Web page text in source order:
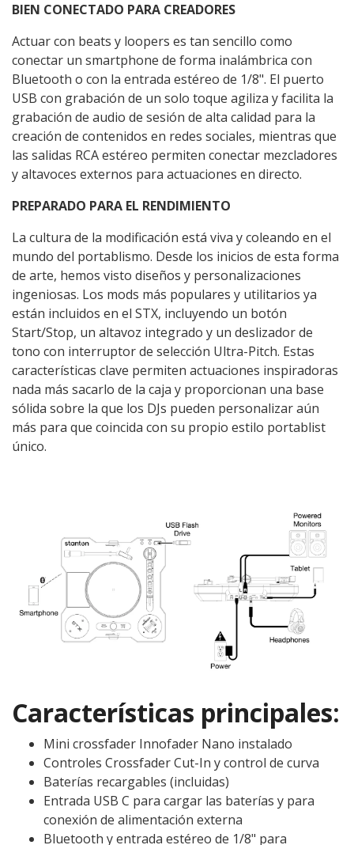
BIEN CONECTADO PARA CREADORES
Actuar con beats y loopers es tan sencillo como
conectar un smartphone de forma inalámbrica con
Bluetooth o con la entrada estéreo de 1/8". El puerto
USB con grabación de un solo toque agiliza y facilita la
grabación de audio de sesión de alta calidad para la
creación de contenidos en redes sociales, mientras que
las salidas RCA estéreo permiten conectar mezcladores
y altavoces externos para actuaciones en directo.
PREPARADO PARA EL RENDIMIENTO
La cultura de la modificación está viva y coleando en el
mundo del portablismo. Desde los inicios de esta forma
de arte, hemos visto diseños y personalizaciones
ingeniosas. Los mods más populares y utilitarios ya
están incluidos en el STX, incluyendo un botón
Start/Stop, un altavoz integrado y un deslizador de
tono con interruptor de selección Ultra-Pitch. Estas
características clave permiten actuaciones inspiradoras
nada más sacarlo de la caja y proporcionan una base
sólida sobre la que los DJs pueden personalizar aún
más para que coincida con su propio estilo portablist
único.
Características principales:
Mini crossfader Innofader Nano instalado
Controles Crossfader Cut-In y control de curva
Baterías recargables (incluidas)
Entrada USB C para cargar las baterías y para
conexión de alimentación externa
Bluetooth y entrada estéreo de 1/8" para